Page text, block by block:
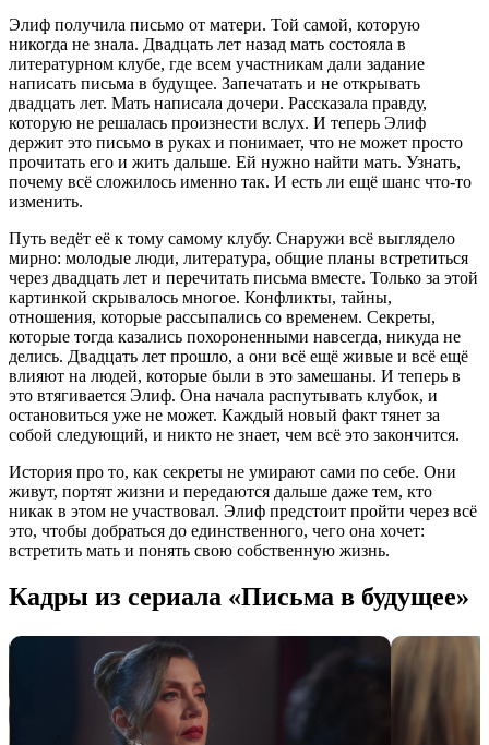
Элиф получила письмо от матери. Той самой, которую
никогда не знала. Двадцать лет назад мать состояла в
литературном клубе, где всем участникам дали задание
написать письма в будущее. Запечатать и не открывать
двадцать лет. Мать написала дочери. Рассказала правду,
которую не решалась произнести вслух. И теперь Элиф
держит это письмо в руках и понимает, что не может просто
прочитать его и жить дальше. Ей нужно найти мать. Узнать,
почему всё сложилось именно так. И есть ли ещё шанс что-то
изменить.
Путь ведёт её к тому самому клубу. Снаружи всё выглядело
мирно: молодые люди, литература, общие планы встретиться
через двадцать лет и перечитать письма вместе. Только за этой
картинкой скрывалось многое. Конфликты, тайны,
отношения, которые рассыпались со временем. Секреты,
которые тогда казались похороненными навсегда, никуда не
делись. Двадцать лет прошло, а они всё ещё живые и всё ещё
влияют на людей, которые были в это замешаны. И теперь в
это втягивается Элиф. Она начала распутывать клубок, и
остановиться уже не может. Каждый новый факт тянет за
собой следующий, и никто не знает, чем всё это закончится.
История про то, как секреты не умирают сами по себе. Они
живут, портят жизни и передаются дальше даже тем, кто
никак в этом не участвовал. Элиф предстоит пройти через всё
это, чтобы добраться до единственного, чего она хочет:
встретить мать и понять свою собственную жизнь.
Кадры из сериала «Письма в будущее»